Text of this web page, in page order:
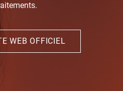
WEB OFFICIEL